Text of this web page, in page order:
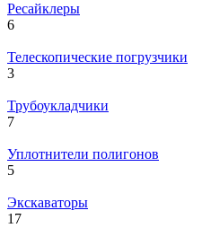
Ресайклеры
6
Телескопические погрузчики
3
Трубоукладчики
7
Уплотнители полигонов
5
Экскаваторы
17